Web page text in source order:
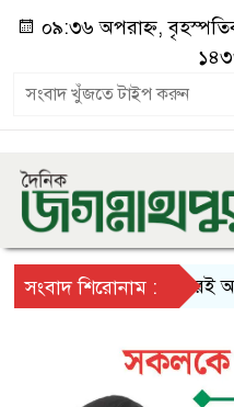
০৯:৩৬ অপরাহ্ন,
সংবাদ শিরোনাম :
অচিরেই